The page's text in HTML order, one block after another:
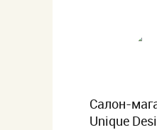
Салон-
Unique